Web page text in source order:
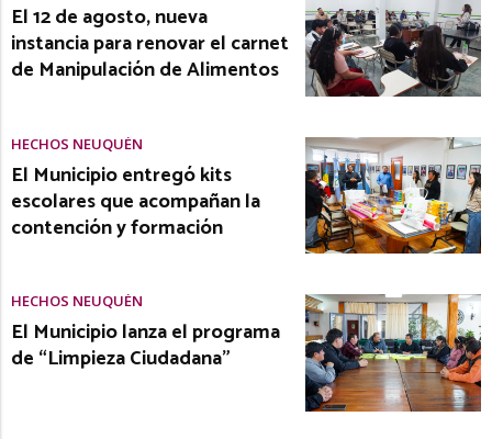
El 12 de agosto, nueva
instancia para renovar el carnet
de Manipulación de Alimentos
HECHOS NEUQUÉN
El Municipio entregó kits
escolares que acompañan la
contención y formación
HECHOS NEUQUÉN
El Municipio lanza el programa
de “Limpieza Ciudadana”